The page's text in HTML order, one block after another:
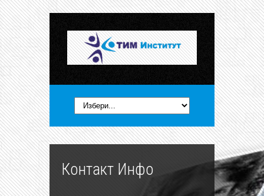
Контакт Инфо